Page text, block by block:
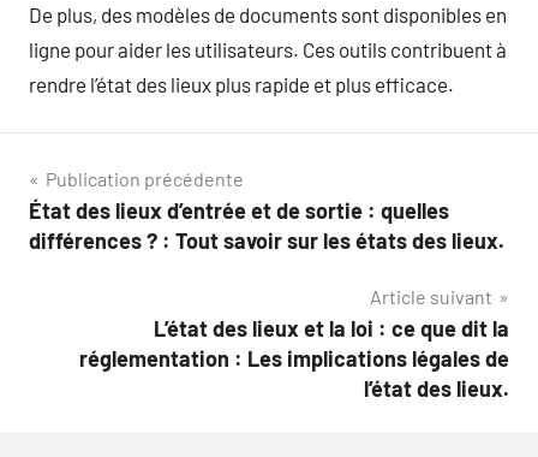
De plus, des modèles de documents sont disponibles en
ligne pour aider les utilisateurs. Ces outils contribuent à
rendre l’état des lieux plus rapide et plus efficace.
Navigation
de
Publication précédente
État des lieux d’entrée et de sortie : quelles
différences ? : Tout savoir sur les états des lieux.
Article suivant
L’état des lieux et la loi : ce que dit la
réglementation : Les implications légales de
l’état des lieux.